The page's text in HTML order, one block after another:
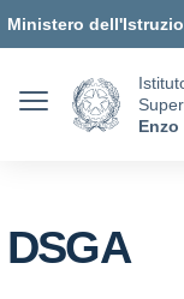
Ministero
Enzo
DSGA